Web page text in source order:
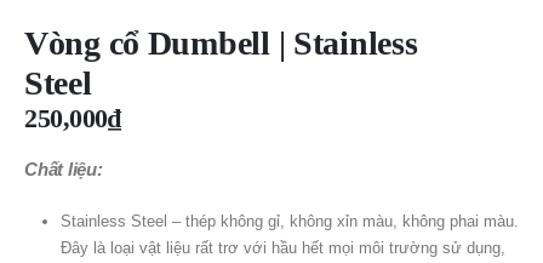
Vòng cổ Dumbell | Stainless
Steel
250,000₫
Chất liệu:
Stainless Steel – thép không gỉ, không xỉn màu, không phai màu.
Đây là loại vật liệu rất trơ với hầu hết mọi môi trường sử dụng,